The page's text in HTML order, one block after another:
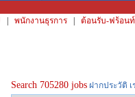
พนักงานธุรการ ต้อนรับ-ฟร้อนท์
Search 705280 jobs ฝากประวัติ